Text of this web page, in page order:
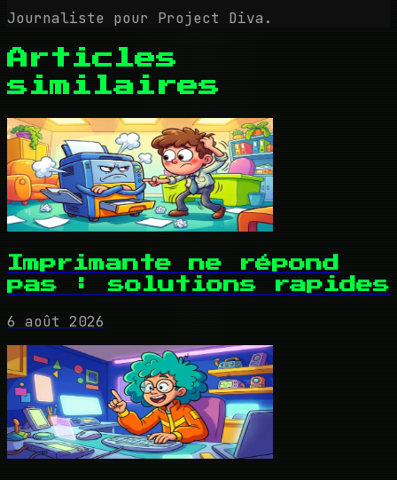
Journaliste pour Project Diva.
Articles
similaires
Imprimante ne répond
pas : solutions rapides
6 août 2026